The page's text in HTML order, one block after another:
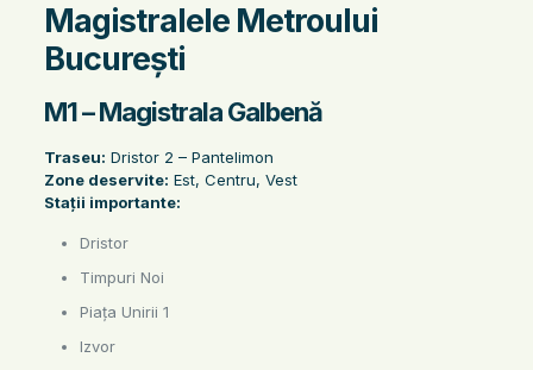
Magistralele Metroului
București
M1 – Magistrala Galbenă
Traseu: Dristor 2 – Pantelimon
Zone deservite: Est, Centru, Vest
Stații importante:
Dristor
Timpuri Noi
Piața Unirii 1
Izvor